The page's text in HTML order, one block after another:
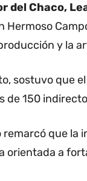
del Chaco,
Hermoso
y la
sostuvo que
de 150
remarcó que la
orientada a